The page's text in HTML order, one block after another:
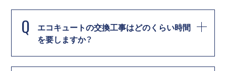
Q
エコキュートの交換工事はどのくらい時間
を要しますか？